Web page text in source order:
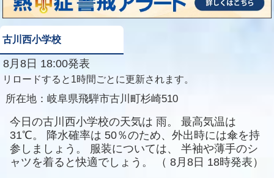
古川西小学校
8月8日 18:00発表
リロードすると1時間ごとに更新されます。
所在地： 岐阜県飛騨市古川町杉崎510
今日の古川西小学校の天気は 雨。
最高気温は
31℃。
降水確率は 50％のため、外出時には傘を持
参しましょう。
服装については、
半袖や薄手のシ
ャツを着ると快適でしょう。
（ 8月8日 18時発表）